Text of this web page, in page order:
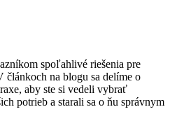
spoľahlivé riešenia pre
článkoch na blogu sa delíme o
aby ste si vedeli vybrať
potrieb a starali sa o ňu správnym